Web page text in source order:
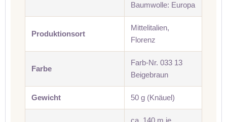
Baumwolle: Europa
Produktionsort
Mittelitalien,
Florenz
Farbe
Farb-Nr. 033 13
Beigebraun
Gewicht 50 g (Knäuel)
ca. 140 m je